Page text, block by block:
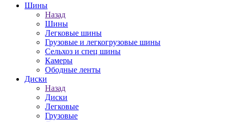
Шины
Назад
Шины
Легковые шины
Грузовые и легкогрузовые шины
Сельхоз и спец шины
Камеры
Ободные ленты
Диски
Назад
Диски
Легковые
Грузовые